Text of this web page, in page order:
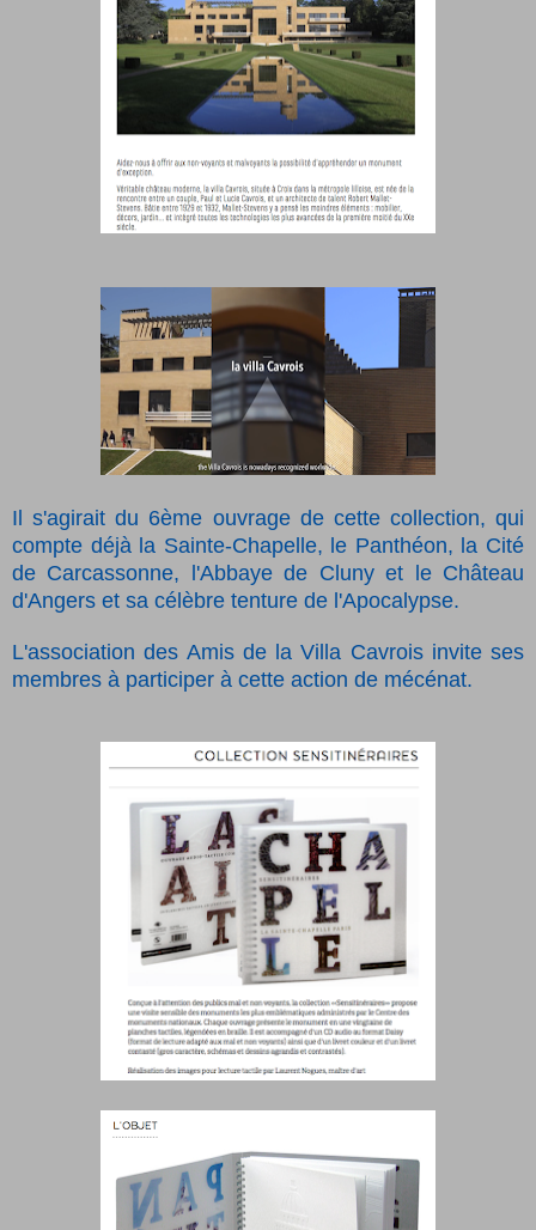
Il s'agirait du 6ème ouvrage de cette collection, qui
compte déjà la Sainte-Chapelle, le Panthéon, la Cité
de Carcassonne, l'Abbaye de Cluny et le Château
d'Angers et sa célèbre tenture de l'Apocalypse.
L'association des Amis de la Villa Cavrois invite ses
membres à participer à cette action de mécénat.